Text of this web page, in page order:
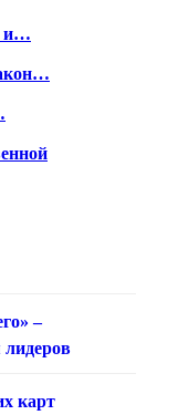
и…
–
лидеров
карт